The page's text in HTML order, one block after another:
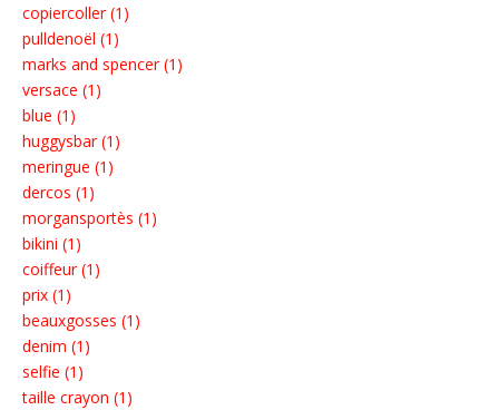
copiercoller (1)
pulldenoël (1)
marks and spencer (1)
versace (1)
blue (1)
huggysbar (1)
meringue (1)
dercos (1)
morgansportès (1)
bikini (1)
coiffeur (1)
prix (1)
beauxgosses (1)
denim (1)
selfie (1)
taille crayon (1)